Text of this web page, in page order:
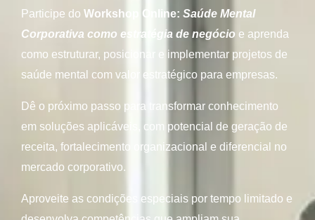
Participe do Workshop Online: Saúde Mental
Corporativa como estratégia de negócio e aprenda
como estruturar, posicionar e implementar projetos de
saúde mental com valor estratégico para empresas.
Dê o próximo passo para transformar conhecimento
em soluções aplicáveis, com potencial de geração de
receita, fortalecimento organizacional e diferencial no
mercado corporativo.
Aproveite as condições especiais por tempo limitado e